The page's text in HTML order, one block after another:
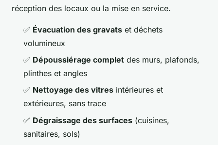
réception des locaux ou la mise en service.
✅ Évacuation des gravats et déchets
volumineux
✅ Dépoussiérage complet des murs, plafonds,
plinthes et angles
✅ Nettoyage des vitres intérieures et
extérieures, sans trace
✅ Dégraissage des surfaces (cuisines,
sanitaires, sols)